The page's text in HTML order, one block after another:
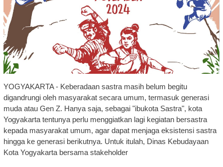
YOGYAKARTA - Keberadaan sastra masih belum begitu
digandrungi oleh masyarakat secara umum, termasuk generasi
muda atau Gen Z. Hanya saja, sebagai "ibukota Sastra", kota
Yogyakarta tentunya perlu menggiatkan lagi kegiatan bersastra
kepada masyarakat umum, agar dapat menjaga eksistensi sastra
hingga ke generasi berikutnya. Untuk itulah, Dinas Kebudayaan
Kota Yogyakarta bersama stakeholder